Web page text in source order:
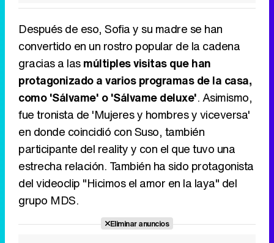
Después de eso, Sofia y su madre se han
convertido en un rostro popular de la cadena
gracias a lasmúltiples visitas que han
protagonizado a varios programas de la casa,
como 'Sálvame' o 'Sálvame deluxe'. Asimismo,
fue tronista de 'Mujeres y hombres y viceversa'
en donde coincidió con Suso, también
participante del reality y con el que tuvo una
estrecha relación. También ha sido protagonista
del videoclip "Hicimos el amor en la laya" del
grupo MDS.
Eliminar anuncios